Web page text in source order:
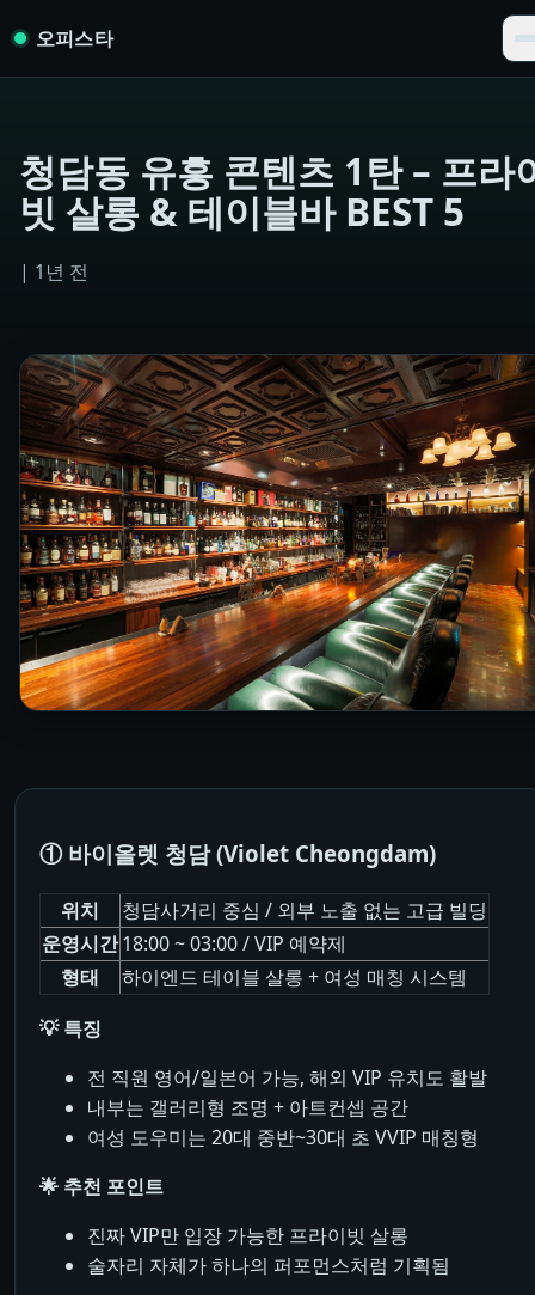
오피스타
청담동 유흥 콘텐츠 1탄 – 프라
빗 살롱 & 테이블바 BEST 5
| 1년 전
① 바이올렛 청담 (Violet Cheongdam)
위치
청담사거리 중심 / 외부 노출 없는 고급 빌딩
운영시간18:00 ~ 03:00 / VIP 예약제
형태
하이엔드 테이블 살롱 + 여성 매칭 시스템
💡 특징
전 직원 영어/일본어 가능, 해외 VIP 유치도 활발
내부는 갤러리형 조명 + 아트컨셉 공간
여성 도우미는 20대 중반~30대 초 VVIP 매칭형
🌟 추천 포인트
진짜 VIP만 입장 가능한 프라이빗 살롱
술자리 자체가 하나의 퍼포먼스처럼 기획됨